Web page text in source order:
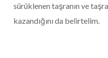
sürüklenen taşranın ve
kazandığını da belirtelim.